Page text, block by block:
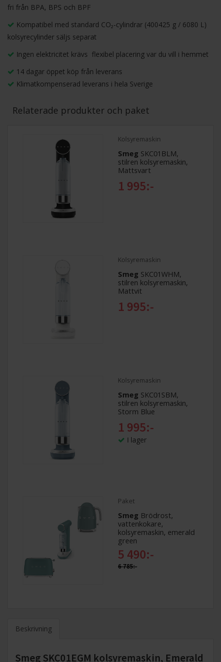
fri från BPA, BPS och BPF
Kompatibel med standard CO₂-cylindrar (400425 g / 6080 L) 
kolsyrecylinder säljs separat
Ingen elektricitet krävs  flexibel placering var du vill i hemmet
14 dagar öppet köp från leverans
Klimatkompenserad leverans i hela Sverige
Relaterade produkter och paket
Kolsyremaskin
Smeg SKC01BLM,
stilren kolsyremaskin,
Mattsvart
1 995:-
Kolsyremaskin
Smeg SKC01WHM,
stilren kolsyremaskin,
Mattvit
1 995:-
Kolsyremaskin
Smeg SKC01SBM,
stilren kolsyremaskin,
Storm Blue
1 995:-
I lager
Paket
Smeg Brödrost,
vattenkokare,
kolsyremaskin, emerald
green
5 490:-
6 785:-
Beskrivning
Smeg SKC01EGM kolsyremaskin, Emerald